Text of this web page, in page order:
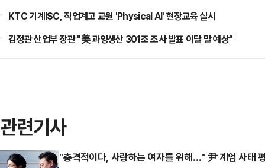
KTC 기계ISC, 직업계고 교원 'Physical AI' 현장교육 실시
김정관 산업부 장관 "美 과잉생산 301조 조사 발표 이달 말 예상"
관련기사
"충격적이다, 사랑하는 여자를 위해…" 尹 계엄 사태